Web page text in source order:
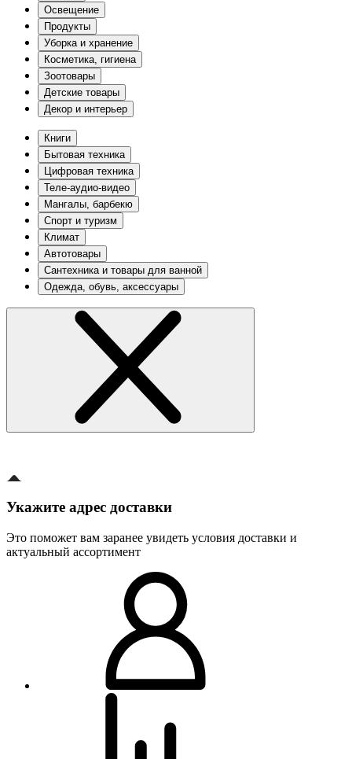
Освещение
Продукты
Уборка и хранение
Косметика, гигиена
Зоотовары
Детские товары
Декор и интерьер
Книги
Бытовая техника
Цифровая техника
Теле-аудио-видео
Мангалы, барбекю
Спорт и туризм
Климат
Автотовары
Сантехника и товары для ванной
Одежда, обувь, аксессуары
Укажите адрес доставки
Это поможет вам заранее увидеть условия доставки и
актуальный ассортимент